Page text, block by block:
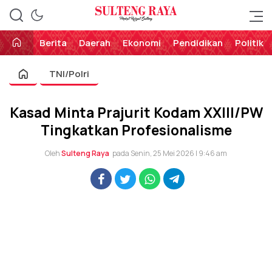
Sulteng Raya
Perekat Rakyat Sulteng
Berita
Daerah Ekonomi Pendidikan Politik
TNI/Polri
Kasad Minta Prajurit Kodam XXIII/PW
Tingkatkan Profesionalisme
OlehSulteng Raya pada Senin, 25 Mei 2026 | 9:46 am